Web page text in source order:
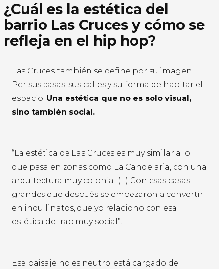
¿Cuál es la estética del
barrio Las Cruces y cómo se
refleja en el hip hop?
Las Cruces también se define por su imagen.
Por sus casas, sus calles y su forma de habitar el
espacio. Una estética que no es solo visual,
sino también social.
“La estética de Las Cruces es muy similar a lo
que pasa en zonas como La Candelaria, con una
arquitectura muy colonial (…) Con esas casas
grandes que después se empezaron a convertir
en inquilinatos, que yo relaciono con esa
estética del rap muy social”.
Ese paisaje no es neutro: está cargado de